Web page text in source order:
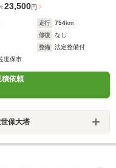
23,500円
走行 754km
修復
なし
整備
法定整備付
世保市
積依頼
保大塔